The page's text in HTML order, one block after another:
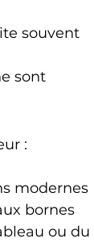
souvent
sont
:
modernes
bornes
ou du